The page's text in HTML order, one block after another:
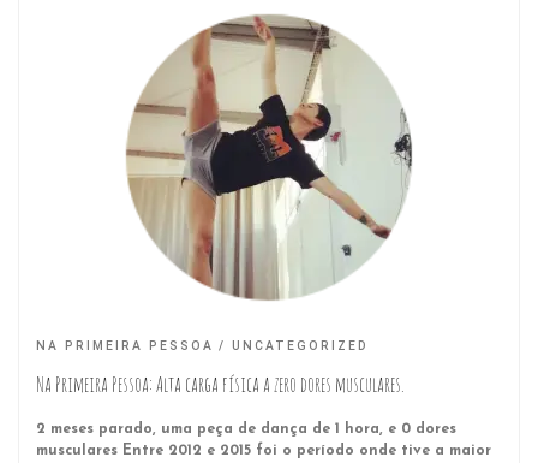
NA PRIMEIRA PESSOA UNCATEGORIZED
Na Primeira Pessoa: Alta carga física a zero dores musculares.
2 meses parado, uma peça de dança de 1 hora, e 0 dores
musculares Entre 2012 e 2015 foi o período onde tive a maior